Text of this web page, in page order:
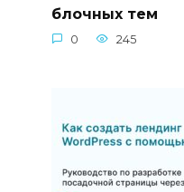
блочных тем
0 245